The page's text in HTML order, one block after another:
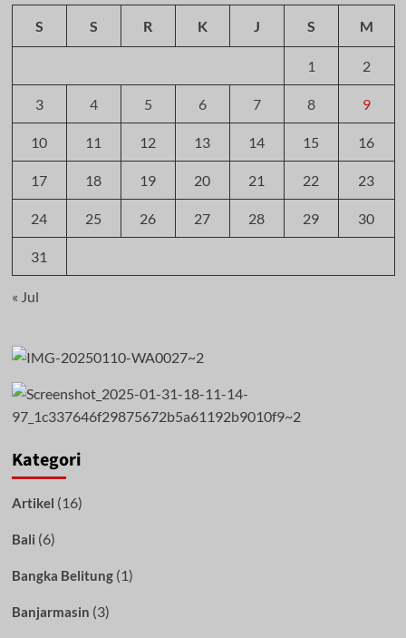
S S R K J S M
1 2
3 4 5 6 7 8 9
10 11 12 13 14 15 16
17 18 19 20 21 22 23
24 25 26 27 28 29 30
31
« Jul
Kategori
Artikel (16)
Bali (6)
Bangka Belitung(1)
Banjarmasin (3)